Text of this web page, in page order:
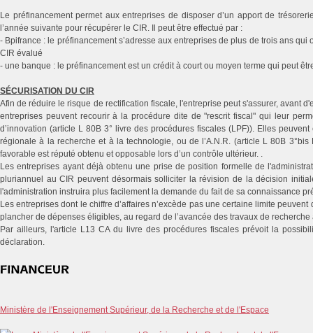
Le préfinancement permet aux entreprises de disposer d’un apport de
l’année suivante pour récupérer le CIR. Il peut être effectué par :
- Bpifrance : le préfinancement s’adresse aux entreprises de plus de trois ans
CIR évalué
- une banque : le préfinancement est un crédit à court ou moyen terme qui peut
SÉCURISATION DU CIR
Afin de réduire le risque de rectification fiscale, l'entreprise peut s'assurer, avant
entreprises peuvent recourir à la procédure dite de "rescrit fiscal" qui leur
d’innovation (article L 80B 3° livre des procédures fiscales (LPF)). Elles
régionale à la recherche et à la technologie, ou de l’A.N.R. (article L 80B
favorable est réputé obtenu et opposable lors d’un contrôle ultérieur. .
Les entreprises ayant déjà obtenu une prise de position formelle de
pluriannuel au CIR peuvent désormais solliciter la révision de la décision
l'administration instruira plus facilement la demande du fait de sa connaissance
Les entreprises dont le chiffre d’affaires n’excède pas une certaine limite
plancher de dépenses éligibles, au regard de l’avancée des travaux de
Par ailleurs, l'article L13 CA du livre des procédures fiscales prévoit la
déclaration.
Ministère de l'Enseignement Supérieur, de la Recherche et de l'Espace